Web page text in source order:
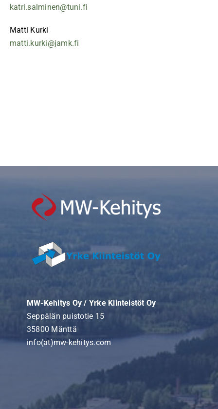
katri.salminen@tuni.fi
Matti Kurki
matti.kurki@jamk.fi
MW-Kehitys Oy / Yrke Kiinteistöt Oy
Seppälän puistotie 15
35800 Mänttä
info(at)mw-kehitys.com